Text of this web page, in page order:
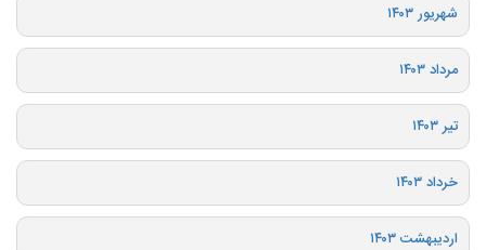
شهریور ۱۴۰۳
مرداد ۱۴۰۳
تیر ۱۴۰۳
خرداد ۱۴۰۳
اردیبهشت ۱۴۰۳